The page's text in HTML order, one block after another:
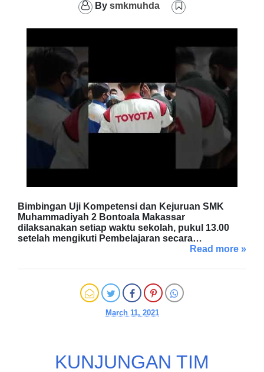
By smkmuhda
Bimbingan Uji Kompetensi dan Kejuruan SMK
Muhammadiyah 2 Bontoala Makassar
dilaksanakan setiap waktu sekolah, pukul 13.00
setelah mengikuti Pembelajaran secara…
Read more »
March 11, 2021
KUNJUNGAN TIM